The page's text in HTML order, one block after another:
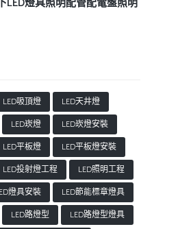
LED吸頂燈
LED天井燈
LED崁燈
LED崁燈安裝
LED平板燈
LED平板燈安裝
LED投射燈工程
LED照明工程
燈具安裝
LED節能標章燈具
LED路燈型
LED路燈型燈具